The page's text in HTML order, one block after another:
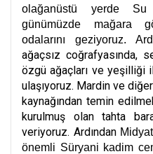
olağanüstü yerde
günümüzde mağara
odalarını geziyoruz.
ağaçsız coğrafyasında,
özgü ağaçları ve yeşilliği
ulaşıyoruz. Mardin ve
kaynağından temin
kurulmuş olan tahta
veriyoruz. Ardından
önemli Süryani kadim